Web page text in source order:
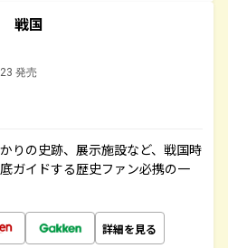
戦国
発売
りの史跡、展示施設など、戦国時
ガイドする歴史ファン必携の一
詳細を見る